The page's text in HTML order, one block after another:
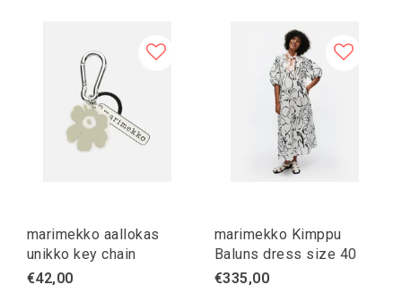
marimekko aallokas
unikko key chain
€42,00
marimekko Kimppu
Baluns dress size 40
€335,00